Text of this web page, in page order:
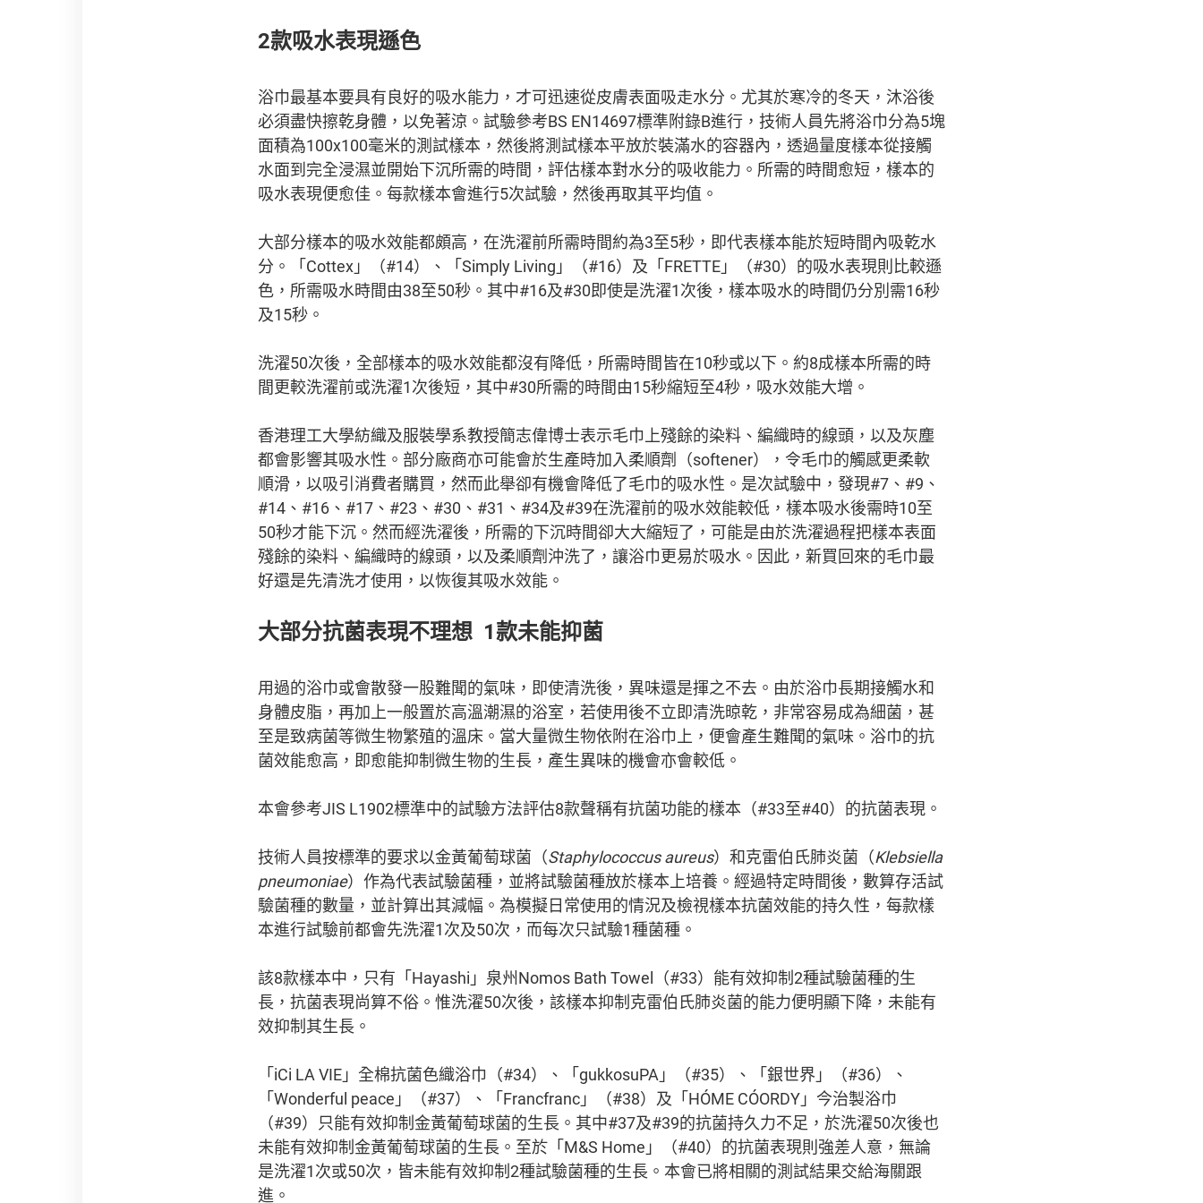
2款吸水表現遜色
浴巾最基本要具有良好的吸水能力，才可迅速從皮膚表面吸走水分。尤其於寒冷的冬天，沐浴後
必須盡快擦乾身體，以免著涼。試驗參考BS EN14697標準附錄B進行，技術人員先將浴巾分為5塊
面積為100x100毫米的測試樣本，然後將測試樣本平放於裝滿水的容器內，透過量度樣本從接觸
水面到完全浸濕並開始下沉所需的時間，評估樣本對水分的吸收能力。所需的時間愈短，樣本的
吸水表現便愈佳。每款樣本會進行5次試驗，然後再取其平均值。
大部分樣本的吸水效能都頗高，在洗濯前所需時間約為3至5秒，即代表樣本能於短時間內吸乾水
分。「Cottex」（#14）、「Simply Living」（#16）及「FRETTE」（#30）的吸水表現則比較遜
色，所需吸水時間由38至50秒。其中#16及#30即使是洗濯1次後，樣本吸水的時間仍分別需16秒
及15秒。
洗濯50次後，全部樣本的吸水效能都沒有降低，所需時間皆在10秒或以下。約8成樣本所需的時
間更較洗濯前或洗濯1次後短，其中#30所需的時間由15秒縮短至4秒，吸水效能大增。
香港理工大學紡織及服裝學系教授簡志偉博士表示毛巾上殘餘的染料、編織時的線頭，以及灰塵
都會影響其吸水性。部分廠商亦可能會於生產時加入柔順劑（softener），令毛巾的觸感更柔軟
順滑，以吸引消費者購買，然而此舉卻有機會降低了毛巾的吸水性。是次試驗中，發現#7、#9、
#14、#16、#17、#23、#30、#31、#34及#39在洗濯前的吸水效能較低，樣本吸水後需時10至
50秒才能下沉。然而經洗濯後，所需的下沉時間卻大大縮短了，可能是由於洗濯過程把樣本表面
殘餘的染料、編織時的線頭，以及柔順劑沖洗了，讓浴巾更易於吸水。因此，新買回來的毛巾最
好還是先清洗才使用，以恢復其吸水效能。
大部分抗菌表現不理想 1款未能抑菌
用過的浴巾或會散發一股難聞的氣味，即使清洗後，異味還是揮之不去。由於浴巾長期接觸水和
身體皮脂，再加上一般置於高溫潮濕的浴室，若使用後不立即清洗晾乾，非常容易成為細菌，甚
至是致病菌等微生物繁殖的溫床。當大量微生物依附在浴巾上，便會產生難聞的氣味。浴巾的抗
菌效能愈高，即愈能抑制微生物的生長，產生異味的機會亦會較低。
本會參考JIS L1902標準中的試驗方法評估8款聲稱有抗菌功能的樣本（#33至#40）的抗菌表現。
技術人員按標準的要求以金黃葡萄球菌（Staphylococcus aureus）和克雷伯氏肺炎菌（Klebsiella
pneumoniae）作為代表試驗菌種，並將試驗菌種放於樣本上培養。經過特定時間後，數算存活試
驗菌種的數量，並計算出其減幅。為模擬日常使用的情況及檢視樣本抗菌效能的持久性，每款樣
本進行試驗前都會先洗濯1次及50次，而每次只試驗1種菌種。
該8款樣本中，只有「Hayashi」泉州Nomos Bath Towel（#33）能有效抑制2種試驗菌種的生
長，抗菌表現尚算不俗。惟洗濯50次後，該樣本抑制克雷伯氏肺炎菌的能力便明顯下降，未能有
效抑制其生長。
「iCi LA VIE」全棉抗菌色織浴巾（#34）、「gukkosuPA」（#35）、「銀世界」（#36）、
「Wonderful peace」（#37）、「Francfranc」（#38）及「HÓME CÓORDY」今治製浴巾
（#39）只能有效抑制金黃葡萄球菌的生長。其中#37及#39的抗菌持久力不足，於洗濯50次後也
未能有效抑制金黃葡萄球菌的生長。至於「M&S Home」（#40）的抗菌表現則強差人意，無論
是洗濯1次或50次，皆未能有效抑制2種試驗菌種的生長。本會已將相關的測試結果交給海關跟
進。